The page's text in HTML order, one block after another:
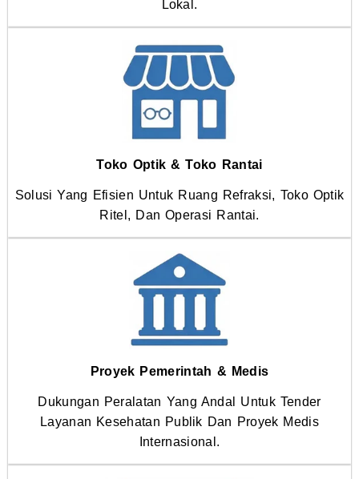
Lokal.
Toko Optik & Toko Rantai
Solusi Yang Efisien Untuk Ruang Refraksi, Toko Optik
Ritel, Dan Operasi Rantai.
Proyek Pemerintah & Medis
Dukungan Peralatan Yang Andal Untuk Tender
Layanan Kesehatan Publik Dan Proyek Medis
Internasional.